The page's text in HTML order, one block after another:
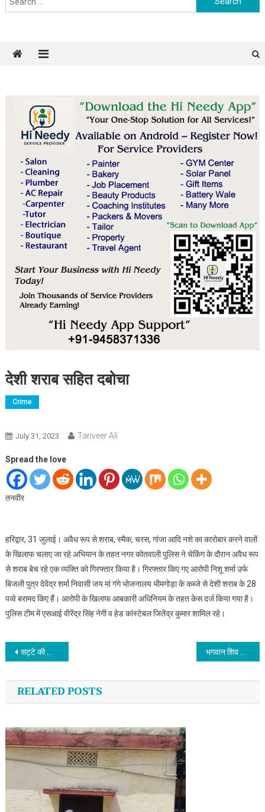
देशी शराब सहित दबोचा
Crime
July 31, 2023 Tanveer Ali
Spread the love
तनवीर
हरिद्वार, 31 जुलाई। अवैध रूप से शराब, स्मैक, चरस, गांजा आदि नशे का कारोबार करने वालों
के खिलाफ चलाए जा रहे अभियान के तहत नगर कोतवाली पुलिस ने चेकिंग के दौरान अवैध रूप
से शराब बेच रहे एक व्यक्ति को गिरफ्तार किया है। गिरफ्तार किए गए आरोपी निशू शर्मा उर्फ
बिजली पुत्र देवेंद्र शर्मा निवासी जय मां गंगे भोजनालय भीमगोड़ा के कब्जे से देशी शराब के 28
पव्वे बरामद किए हैं। आरोपी के खिलाफ आबकारी अधिनियम के तहत केस दर्ज किया गया है।
पुलिस टीम में एसआई वीरेंद्र सिंह नेगी व हेड कांस्टेबल जितेंद्र कुमार शामिल रहे।
Post navigation
सट्टे की खाईबाड़ी करते दबोचा
RELATED POSTS